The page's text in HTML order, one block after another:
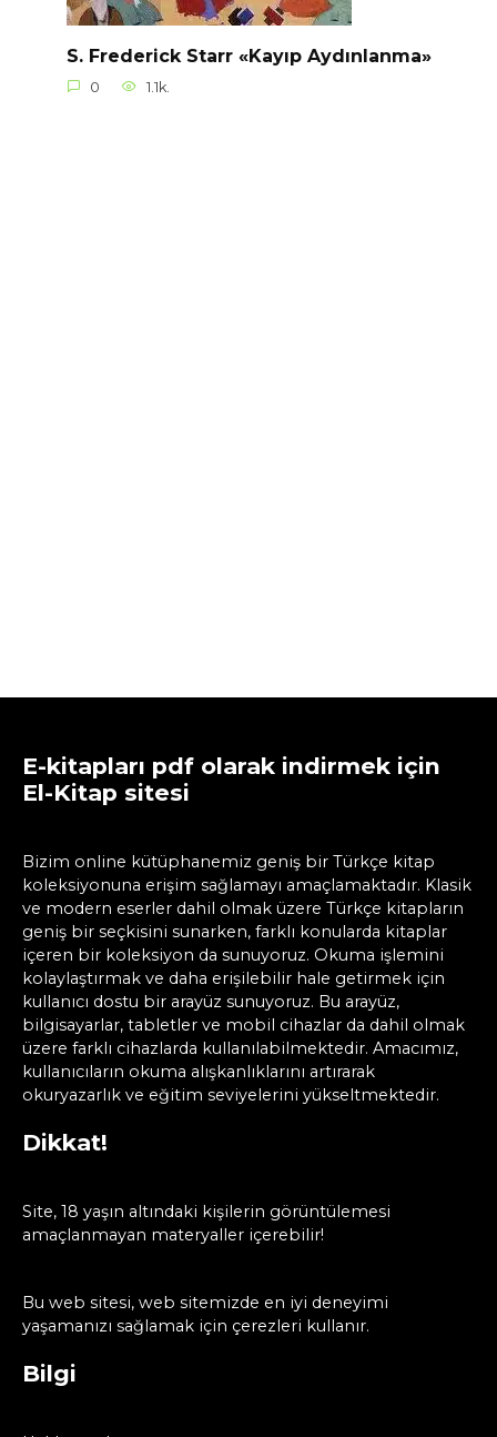
S. Frederick Starr «Kayıp Aydınlanma»
0 1.1k.
E-kitapları pdf olarak indirmek için
El-Kitap sitesi
Bizim online kütüphanemiz geniş bir Türkçe kitap
koleksiyonuna erişim sağlamayı amaçlamaktadır. Klasik
ve modern eserler dahil olmak üzere Türkçe kitapların
geniş bir seçkisini sunarken, farklı konularda kitaplar
içeren bir koleksiyon da sunuyoruz. Okuma işlemini
kolaylaştırmak ve daha erişilebilir hale getirmek için
kullanıcı dostu bir arayüz sunuyoruz. Bu arayüz,
bilgisayarlar, tabletler ve mobil cihazlar da dahil olmak
üzere farklı cihazlarda kullanılabilmektedir. Amacımız,
kullanıcıların okuma alışkanlıklarını artırarak
okuryazarlık ve eğitim seviyelerini yükseltmektedir.
Dikkat!
Site, 18 yaşın altındaki kişilerin görüntülemesi
amaçlanmayan materyaller içerebilir!
Bu web sitesi, web sitemizde en iyi deneyimi
yaşamanızı sağlamak için çerezleri kullanır.
Bilgi